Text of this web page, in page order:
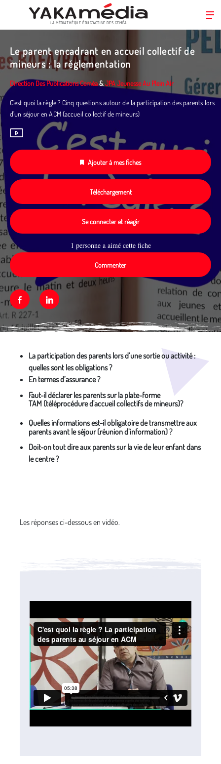
contenu
principal
LA MÉDIATHÈQUE ÉDUC’ACTIVE DES CEMÉA
Le parent encadrant en accueil collectif de
mineurs : la réglementation
Direction Des Publications Ceméa&JPA Jeunesse Au Plein Air
C’est quoi la règle ? Cinq questions autour de la participation des parents lors
d'un séjour en ACM (accueil collectif de mineurs)
Ajouter à mes fiches
Téléchargement
Se connecter et réagir
1 personne a aimé cette fiche
Commenter
FacebookLinkedin
La participation des parents lors d’une sortie ou activité :
quelles sont les obligations ?
En termes d’assurance ?
Faut-il déclarer les parents sur la plate-forme
TAM (téléprocédure d'accueil collectifs de mineurs)?
Quelles informations est-il obligatoire de transmettre aux
parents avant le séjour (réunion d’information) ?
Doit-on tout dire aux parents sur la vie de leur enfant dans
le centre ?
Les réponses ci-dessous en vidéo.